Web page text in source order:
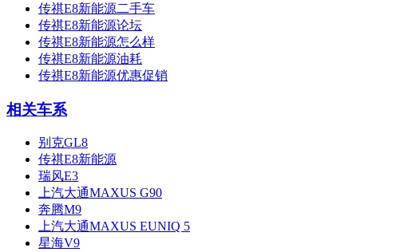
传祺E8新能源二手车
传祺E8新能源论坛
传祺E8新能源怎么样
传祺E8新能源油耗
传祺E8新能源优惠促销
相关车系
别克GL8
传祺E8新能源
瑞风E3
上汽大通MAXUS G90
奔腾M9
上汽大通MAXUS EUNIQ 5
星海V9